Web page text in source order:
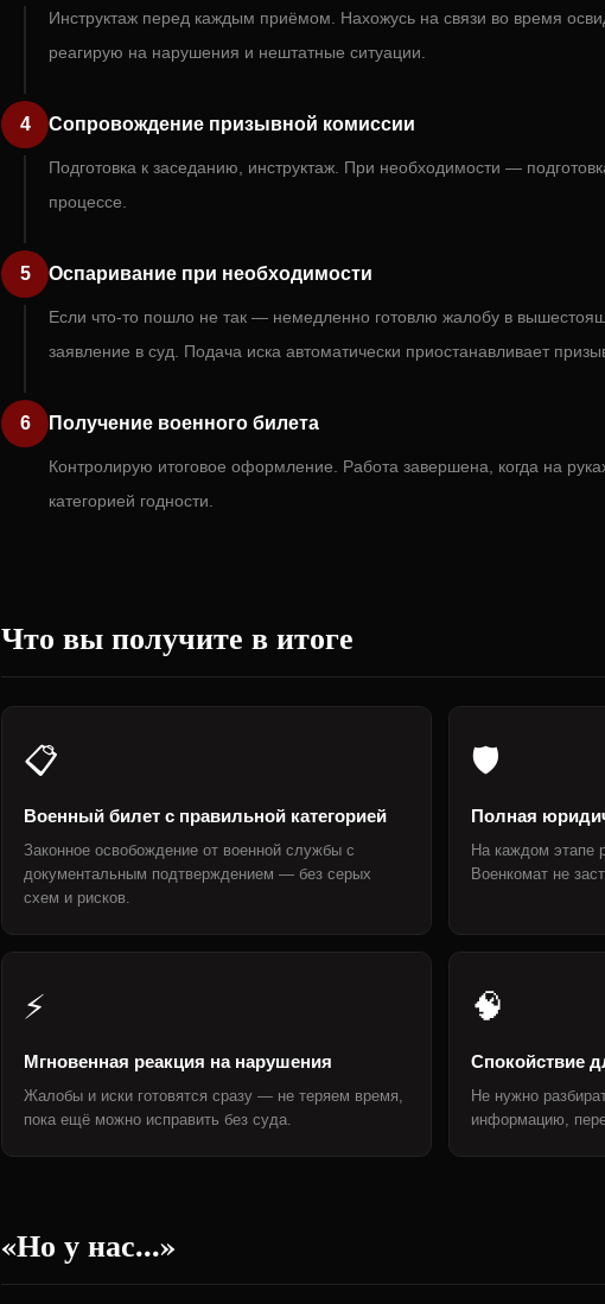
Инструктаж перед каждым приёмом. Нахожусь на связи во время
реагирую на нарушения и нештатные ситуации.
4 Сопровождение призывной комиссии
Подготовка к заседанию, инструктаж. При необходимости —
процессе.
5 Оспаривание при необходимости
Если что-то пошло не так — немедленно готовлю жалобу в
заявление в суд. Подача иска автоматически приостанавливает
6 Получение военного билета
Контролирую итоговое оформление. Работа завершена, когда на
категорией годности.
Что вы получите в итоге
📋
Военный билет с правильной категорией
Законное освобождение от военной службы с
документальным подтверждением — без серых
схем и рисков.
🛡
Полная
На каждом этапе
Военкомат не
⚡
Мгновенная реакция на нарушения
Жалобы и иски готовятся сразу — не теряем время,
пока ещё можно исправить без суда.
🧠
Спокойствие
Не нужно
информацию,
«Но у нас...»